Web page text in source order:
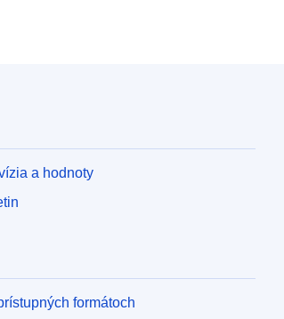
a hodnoty
formátoch